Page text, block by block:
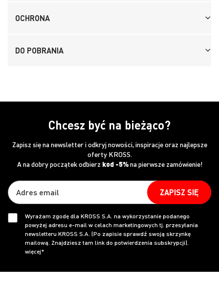
OCHRONA
DO POBRANIA
Chcesz być na bieżąco?
Zapisz się na newsletter i odkryj nowości, inspiracje oraz najlepsze
oferty KROSS.
A na dobry początek odbierz kod -5%na pierwsze zamówienie!
ZAPISZ SIĘ
Wyrażam zgodę dla KROSS S.A. na wykorzystanie podanego
powyżej adresu e-mail w celach marketingowych tj. przesyłania
newsletteru KROSS S.A. (Po zapisie sprawdź swoją skrzynkę
mailową. Znajdziesz tam link do potwierdzenia subskrypcji).
więcej*